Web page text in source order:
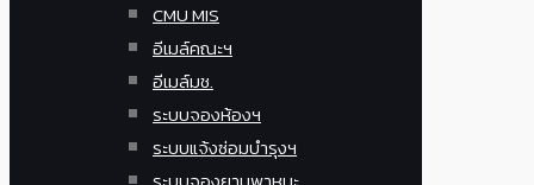
CMU MIS
อีเมล์คณะฯ
อีเมล์มช.
ระบบจองห้องฯ
ระบบแจ้งซ่อมบำรุงฯ